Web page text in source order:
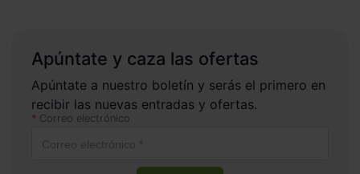
Apúntate y caza las ofertas
Apúntate a nuestro boletín y serás el primero en
recibir las nuevas entradas y ofertas.
Correo electrónico